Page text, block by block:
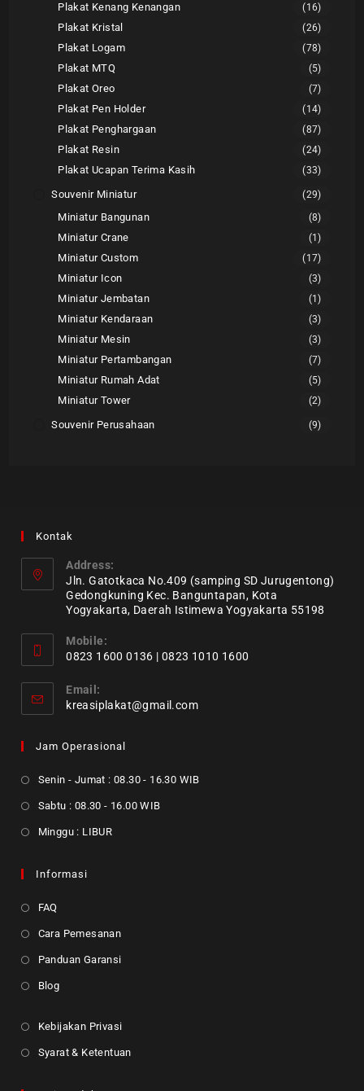
Plakat Kenang Kenangan (16)
Plakat Kristal (26)
Plakat Logam (78)
Plakat MTQ (5)
Plakat Oreo (7)
Plakat Pen Holder (14)
Plakat Penghargaan (87)
Plakat Resin (24)
Plakat Ucapan Terima Kasih (33)
Souvenir Miniatur (29)
Miniatur Bangunan (8)
Miniatur Crane (1)
Miniatur Custom (17)
Miniatur Icon (3)
Miniatur Jembatan (1)
Miniatur Kendaraan (3)
Miniatur Mesin (3)
Miniatur Pertambangan (7)
Miniatur Rumah Adat (5)
Miniatur Tower (2)
Souvenir Perusahaan (9)
Kontak
Address:
Jln. Gatotkaca No.409 (samping SD Jurugentong)
Gedongkuning Kec. Banguntapan, Kota
Yogyakarta, Daerah Istimewa Yogyakarta 55198
Mobile:
0823 1600 0136 | 0823 1010 1600
Email:
kreasiplakat@gmail.com
Jam Operasional
Senin - Jumat : 08.30 - 16.30 WIB
Sabtu : 08.30 - 16.00 WIB
Minggu : LIBUR
Informasi
FAQ
Cara Pemesanan
Panduan Garansi
Blog
Kebijakan Privasi
Syarat & Ketentuan